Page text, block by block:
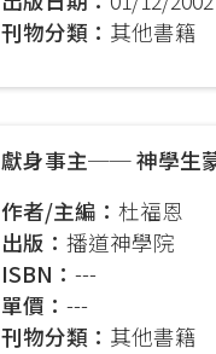
刊物分類： 其他書籍
獻身事主── 神學生
作者/主編： 杜福恩
出版： 播道神學院
ISBN： ---
單價： ---
刊物分類： 其他書籍